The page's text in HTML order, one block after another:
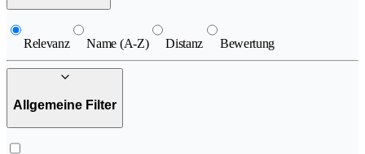
Relevanz Name (A-Z) Distanz Bewertung
Allgemeine Filter